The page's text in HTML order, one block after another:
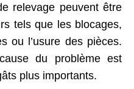
relevage peuvent être
tels que les blocages,
ou l’usure des pièces.
du problème est
plus importants.